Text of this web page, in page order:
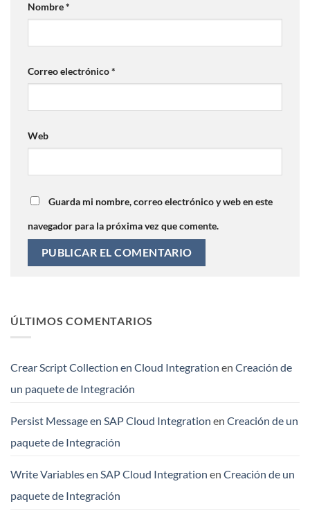
Nombre*
Correo electrónico*
Web
Guarda mi nombre, correo electrónico y web en este
navegador para la próxima vez que comente.
ÚLTIMOS COMENTARIOS
Crear Script Collection en Cloud Integration en Creación de
un paquete de Integración
Persist Message en SAP Cloud Integration en Creación de un
paquete de Integración
Write Variables en SAP Cloud Integration en Creación de un
paquete de Integración